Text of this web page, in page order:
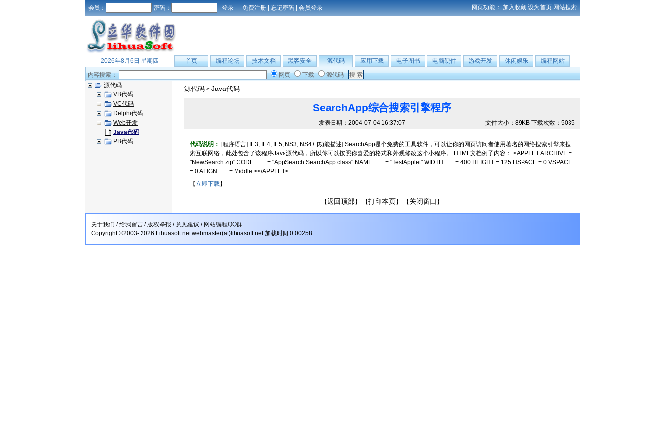
会员： 密码： 免费注册 | 忘记密码 | 会员登录 网页功能： 加入收藏 设为首页 网站搜索
2026年8月6日 星期四 首页 编程论坛 技术文档 黑客安全 源代码 应用下载 电子图书 电脑硬件 游戏开发 休闲娱乐
编程网站
内容搜索：
网页 下载
源代码
源代码
VB代码
VC代码
Delphi代码
Web开发
Java代码
PB代码
源代码 > Java代码
SearchApp综合搜索引擎程序
发表日期：2004-07-04 16:37:07 文件大小：89KB 下载次数：5035
代码说明： [程序语言] IE3, IE4, IE5, NS3, NS4+ [功能描述] SearchApp是个免费的工具软件，可以让你的网页访问者使用著名的网络搜索引擎来搜
索互联网络，此处包含了该程序Java源代码，所以你可以按照你喜爱的格式和外观修改这个小程序。 HTML文档例子内容： <APPLET ARCHIVE =
"NewSearch.zip" CODE = "AppSearch.SearchApp.class" NAME = "TestApplet" WIDTH = 400 HEIGHT = 125 HSPACE = 0 VSPACE
= 0 ALIGN = Middle ></APPLET>
【立即下载】
【返回顶部】 【打印本页】 【 关闭窗口 】
关于我们 /给我留言 /版权举报 /意见建议 / 网站编程QQ群
Copyright ©2003- 2026 Lihuasoft.net webmaster(at)lihuasoft.net 加载时间 0.00258